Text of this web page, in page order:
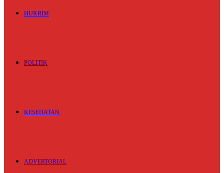
HUKRIM
POLITIK
KESEHATAN
ADVERTORIAL